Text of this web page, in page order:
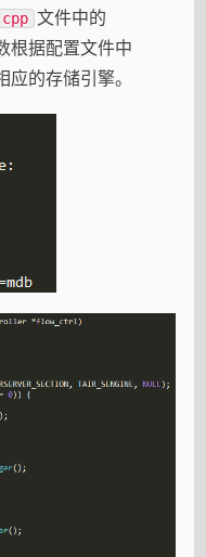
文件中的
根据配置文件中
的存储引擎。